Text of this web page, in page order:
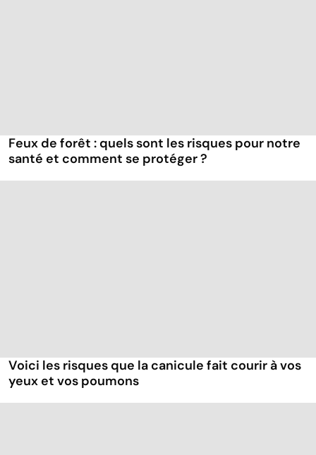
Feux de forêt : quels sont les risques pour notre
santé et comment se protéger ?
Voici les risques que la canicule fait courir à vos
yeux et vos poumons